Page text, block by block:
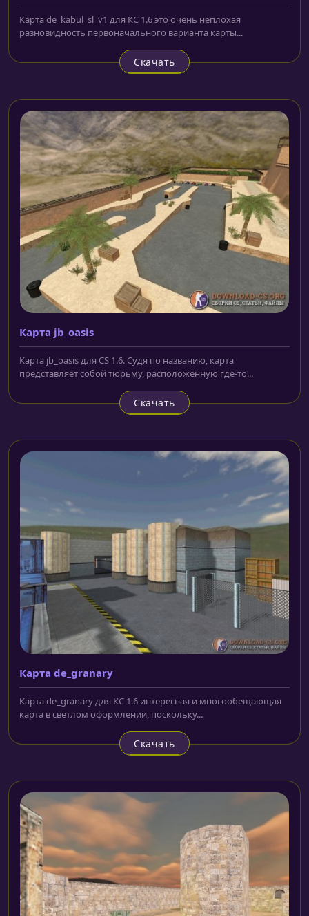
Карта de_kabul_sl_v1 для КС 1.6 это очень неплохая
разновидность первоначального варианта карты...
Скачать
Карта jb_oasis
Карта jb_oasis для CS 1.6. Судя по названию, карта
представляет собой тюрьму, расположенную где-то...
Скачать
Карта de_granary
Карта de_granary для КС 1.6 интересная и многообещающая
карта в светлом оформлении, поскольку...
Скачать